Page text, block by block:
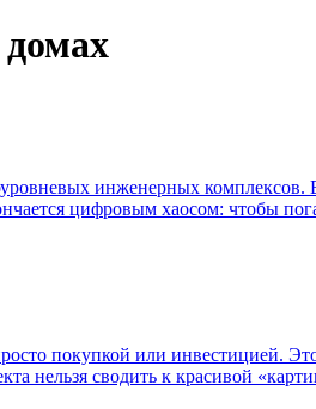
инженерных комплексов.
цифровым хаосом: чтобы
покупкой или инвестицией.
нельзя сводить к красивой